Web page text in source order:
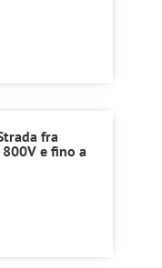
fra
e fino a